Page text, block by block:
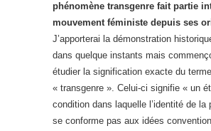
phénomène transgenre fait partie
mouvement féministe depuis ses
J’apporterai la démonstration
dans quelque instants mais
étudier la signification exacte du terme
« transgenre ». Celui-ci signifie « un
condition dans laquelle l’identité de la
se conforme pas aux idées